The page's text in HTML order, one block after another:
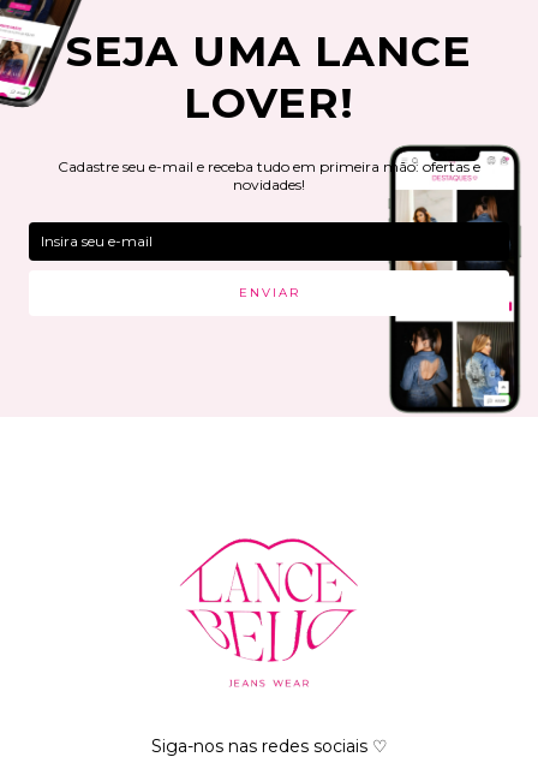
SEJA UMA LANCE
LOVER!
Cadastre seu e-mail e receba tudo em primeira mão: ofertas e
novidades!
Siga-nos nas redes sociais ♡